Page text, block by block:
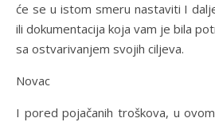
će se u istom smeru nastaviti I
ili dokumentacija koja vam je bila
sa ostvarivanjem svojih ciljeva.
Novac
I pored pojačanih troškova, u